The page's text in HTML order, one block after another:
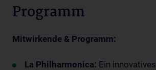
Programm
Mitwirkende & Programm:
La Philharmonica: Ein innovatives